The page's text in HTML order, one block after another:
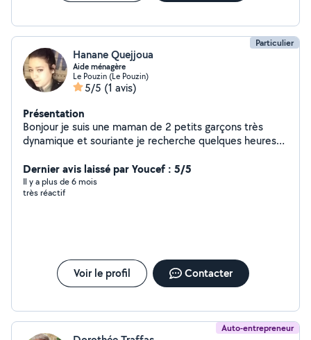
Particulier
Hanane Quejjoua
Aide ménagère
Le Pouzin (Le Pouzin)
5/5 (1 avis)
Présentation
Bonjour je suis une maman de 2 petits garçons très
dynamique et souriante je recherche quelques heures
entant que agent d'entretien chez (immoclean ) je peux
aussi faire de la garde des enfants ou bien de l'aide à la
personnes âgées Je fais aussi de la cuisine (couscous,
Dernier avis laissé par Youcef : 5/5
Il y a plus de 6 mois
très réactif
Voir le profil Contacter
Auto-entrepreneur